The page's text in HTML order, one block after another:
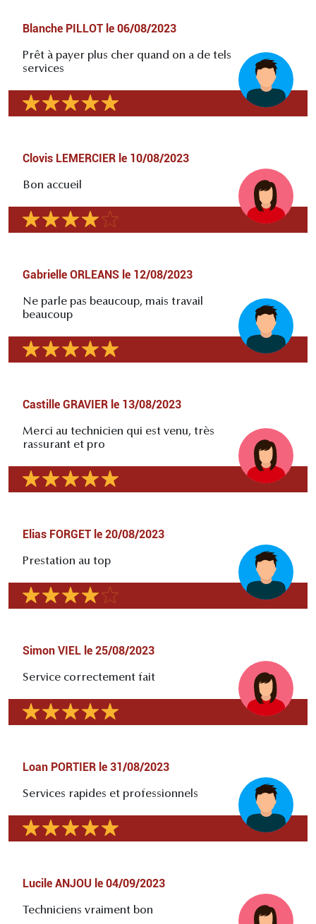
Blanche PILLOT le 06/08/2023
Prêt à payer plus cher quand on a de tels
services
Clovis LEMERCIER le 10/08/2023
Bon accueil
Gabrielle ORLEANS le 12/08/2023
Ne parle pas beaucoup, mais travail
beaucoup
Castille GRAVIER le 13/08/2023
Merci au technicien qui est venu, très
rassurant et pro
Elias FORGET le 20/08/2023
Prestation au top
Simon VIEL le 25/08/2023
Service correctement fait
Loan PORTIER le 31/08/2023
Services rapides et professionnels
Lucile ANJOU le 04/09/2023
Techniciens vraiment bon